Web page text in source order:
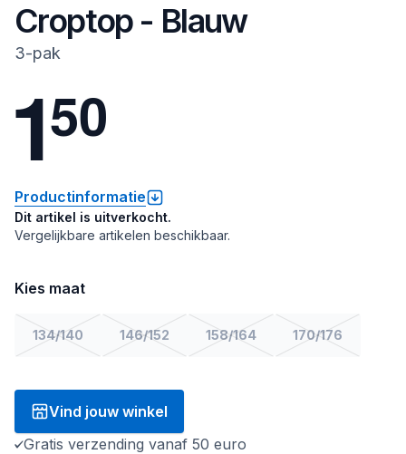
Croptop - Blauw
3-pak
150
Productinformatie
Dit artikel is uitverkocht.
Vergelijkbare artikelen beschikbaar.
Kies maat
134/140 146/152 158/164 170/176
Vind jouw winkel
Gratis verzending vanaf 50 euro